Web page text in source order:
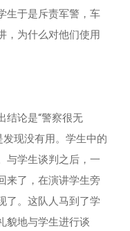
生于是斥责军警，车
，为什么对他们使用
结论是“警察很无
发现没有用。学生中的
与学生谈判之后，一
来了，在演讲学生旁
了。这队人马到了学
貌地与学生进行谈